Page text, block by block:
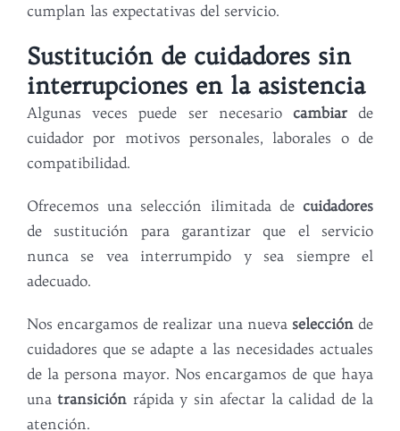
cumplan las expectativas del servicio.
Sustitución de cuidadores sin
interrupciones en la asistencia
Algunas veces puede ser necesario cambiarde
cuidador por motivos personales, laborales o de
compatibilidad.
Ofrecemos una selección ilimitada de cuidadores
de sustitución para garantizar que el servicio
nunca se vea interrumpido y sea siempre el
adecuado.
Nos encargamos de realizar una nueva selecciónde
cuidadores que se adapte a las necesidades actuales
de la persona mayor. Nos encargamos de que haya
unatransición rápida y sin afectar la calidad de la
atención.